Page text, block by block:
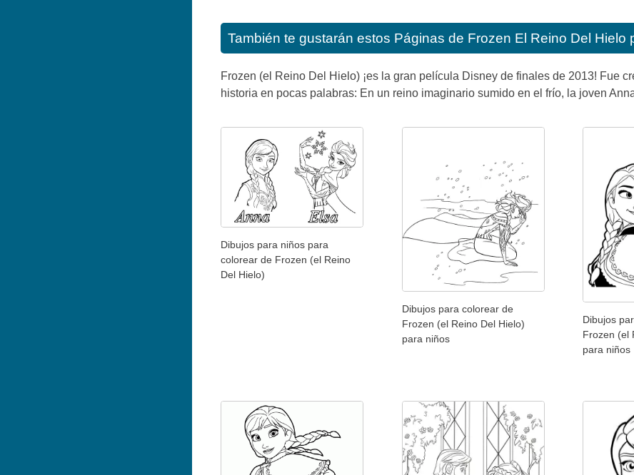
También te gustarán estos Páginas de Frozen El Reino Del Hielo
Frozen (el Reino Del Hielo) ¡es la gran película Disney de finales de 2013! Fue
historia en pocas palabras: En un reino imaginario sumido en el frío, la joven
Dibujos para niños para
colorear de Frozen (el Reino
Del Hielo)
Dibujos para colorear de
Frozen (el Reino Del Hielo)
para niños
Dibujos
Frozen (el
para niños